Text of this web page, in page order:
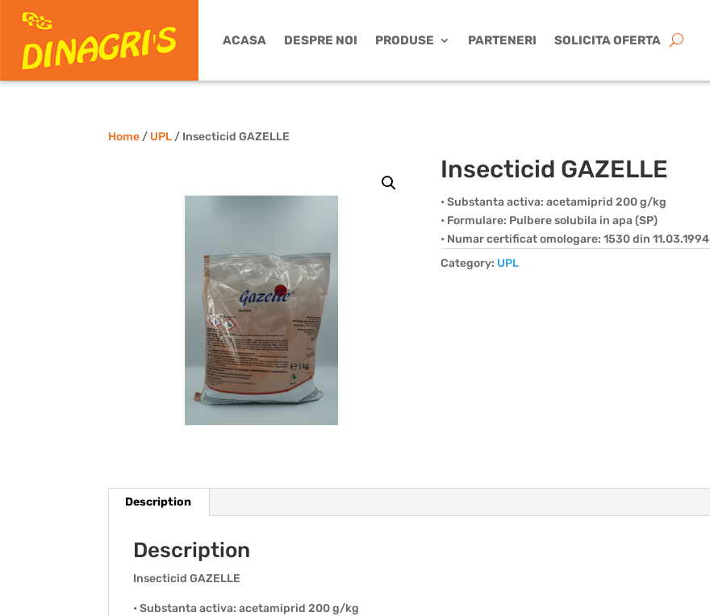
ACASA DESPRE NOI PRODUSE PARTENERI SOLICITA OFERTA
Home / UPL / Insecticid GAZELLE
Insecticid GAZELLE
• Substanta activa: acetamiprid 200 g/kg
• Formulare: Pulbere solubila in apa (SP)
• Numar certificat omologare: 1530 din 11.03.1994
Category: UPL
Description
Description
Insecticid GAZELLE
• Substanta activa: acetamiprid 200 g/kg